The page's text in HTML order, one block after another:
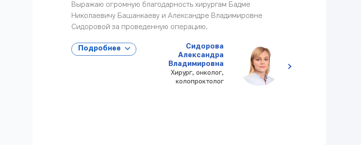
Выражаю огромную благодарность хирургам Бадме
Николаевичу Башанкаеву и Александре Владимировне
Сидоровой за проведенную операцию.
Подробнее
Сидорова
Александра
Владимировна
Хирург, онколог,
колопроктолог